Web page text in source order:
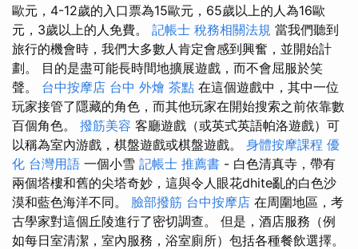
歐元，4-12歲的入口票為15歐元，65歲以上的人為16歐
元，3歲以上的人免費。 記帳士 稅務相關法規 當我們聽到
旅行的機會時，我們大多數人肯定會感到興奮，並開始計
劃。 目的是盡可能長時間地擴展遊戲，而不會屈服於笑
聲。 台中按摩店 台中 外燴 茶點 在這個遊戲中，其中一位
玩家接管了隱藏的角色，而其他玩家在開始搜索之前依靠數
百個角色。 撥筋美容 客廳遊戲（或英式英語帕洛遊戲）可
以稱為室內游戲，棋盤遊戲或棋盤遊戲。 身體按摩課程 優
化 台灣用語 一個小雪 記帳士 推薦書 - 白色清真寺，帶有
兩個塔樓和舊的尖塔奇妙，這與令人眼花dhite亂的白色沙
漠和藍色海洋不同。 臉部撥筋 台中按摩店 在周圍地區，考
古學家對這個丘陵進行了密切調查。 但是，酒店服務（例
如每日室清潔，室內服務，浴室廁所）包括各種餐飲選擇。